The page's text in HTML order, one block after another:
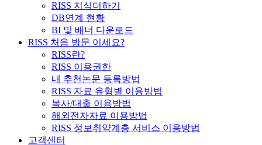
RISS 지식더하기
DB연계 현황
BI 및 배너 다운로드
RISS 처음 방문 이세요?
RISS란?
RISS 이용권한
내 추천논문 등록방법
RISS 자료 유형별 이용방법
복사/대출 이용방법
해외전자자료 이용방법
RISS 정보취약계층 서비스 이용방법
고객센터